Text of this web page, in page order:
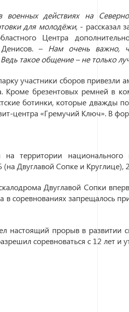
действиях на
для молодёжи, - рассказал
Центра
– Нам очень важно,
такое общение – не только
участники сборов привезли
Кроме брезентовых ремней в
ботинки, которые дважды
центра «Гремучий Ключ». В
территории национального
Двуглавой Сопке и
Двуглавой Сопки
в соревнованиях запрещалось
настоящий прорыв в развитии
соревноваться с 12 лет